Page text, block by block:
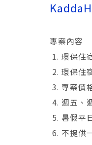
專案內容
1. 環保住
2. 環保住
3. 專案價
4. 週五、
5. 暑假平
6. 不提供